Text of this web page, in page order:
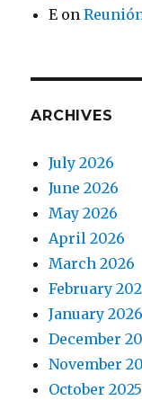
E on
ARCHIVES
July 2026
June 2026
May 2026
April 2026
March 2026
February
January 2026
December
November
October 2025